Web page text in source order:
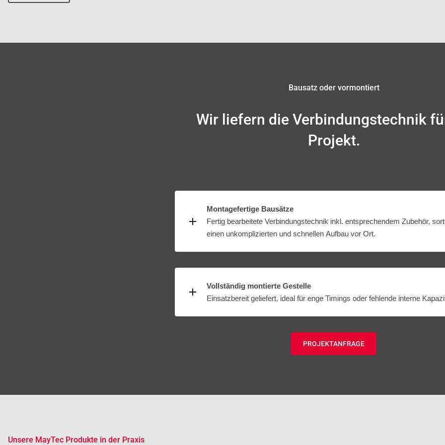
Bausatz oder vormontiert
Wir liefern die Verbindungstechnik
Projekt.
Montage­fertige Bau­sätze
Fertig be­arbeitete Verbindungstechnik inkl. ent­sprech­endem Zu­behör,
einen un­kompliz­ierten und schnellen Auf­bau vor Ort.
Vollständig montierte Gestelle
Einsatzbereit geliefert, ideal für enge Timings oder fehlende interne
PROJEKTANFRAGE
Unsere MayTec Produkte in der Praxis